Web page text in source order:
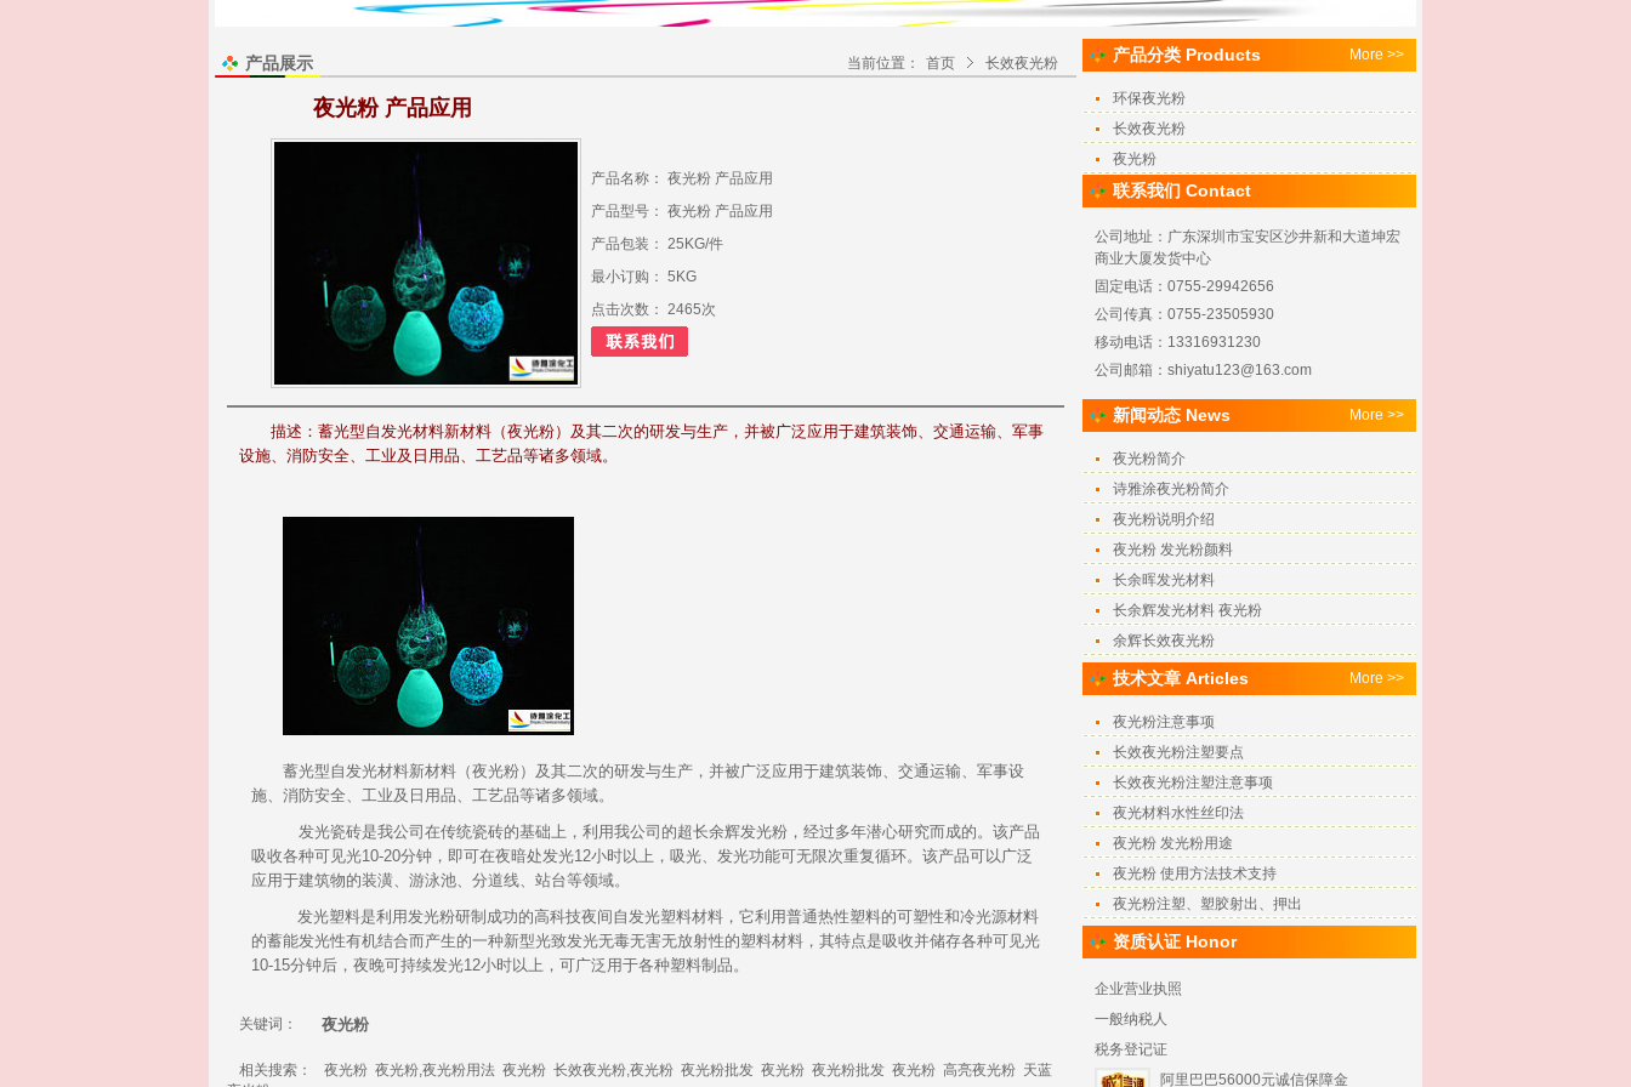
产品展示 当前位置： 首页 长效夜光粉
夜光粉 产品应用
产品名称： 夜光粉 产品应用
产品型号： 夜光粉 产品应用
产品包装： 25KG/件
最小订购： 5KG
点击次数： 2465次
描述： 蓄光型自发光材料新材料（夜光粉）及其二次的研发与生产，并被广泛应用于建筑装饰、交通运输、军事
设施、消防安全、工业及日用品、工艺品等诸多领域。
蓄光型自发光材料新材料（夜光粉）及其二次的研发与生产，并被广泛应用于建筑装饰、交通运输、军事设
施、消防安全、工业及日用品、工艺品等诸多领域。
发光瓷砖是我公司在传统瓷砖的基础上，利用我公司的超长余辉发光粉 ，经过多年潜心研究而成的。该产品
吸收各种可见光10-20分钟，即可在夜暗处发光12小时以上， 吸光、 发光功能可无限次重复循环。该产品可以广泛
应用于建筑物的装潢、游泳池、分道线、站台等领域。
发光塑料是利用发光粉研制成功的高科技夜间自发光塑料材料，它利用普通热性塑料的可塑性和冷光源材料
的蓄能发光性有机结合而产生的一种新型光致发光无毒无害无放射性的塑料材料，其特点是吸收并储存各种可见光
10-15分钟后，夜晚可持续发光12小时以上，可广泛用于各种塑料制品。
关键词： 夜光粉
相关搜索： 夜光粉 夜光粉,夜光粉用法 夜光粉 长效夜光粉,夜光粉 夜光粉批发 夜光粉 夜光粉批发 夜光粉 高亮夜光粉 天蓝
产品分类 Products More >>
环保夜光粉
长效夜光粉
夜光粉
联系我们 Contact
公司地址：广东深圳市宝安区沙井新和大道坤宏
商业大厦发货中心
固定电话：0755-29942656
公司传真：0755-23505930
移动电话：13316931230
公司邮箱：shiyatu123@163.com
新闻动态 News More >>
夜光粉简介
诗雅涂夜光粉简介
夜光粉说明介绍
夜光粉 发光粉颜料
长余晖发光材料
长余辉发光材料 夜光粉
余辉长效夜光粉
技术文章 Articles More >>
夜光粉注意事项
长效夜光粉注塑要点
长效夜光粉注塑注意事项
夜光材料水性丝印法
夜光粉 发光粉用途
夜光粉 使用方法技术支持
夜光粉注塑、塑胶射出、押出
资质认证 Honor
企业营业执照
一般纳税人
税务登记证
阿里巴巴56000元诚信保障金